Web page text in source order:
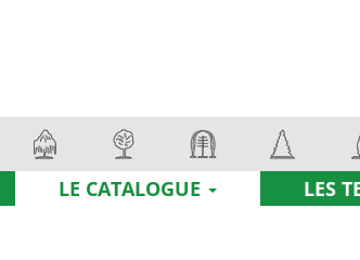
LE CATALOGUE LES